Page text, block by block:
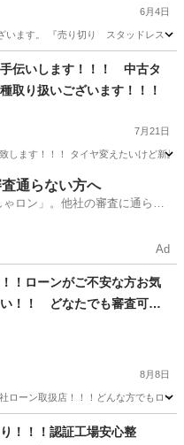
6月4日
ございます。 『売り切り スタ
ブリジストン
伝いします！！！ 中古タ
取り扱いございます！！！
7月21日
致します！！！ タイヤ変えたいけ
釧路市 その他
査通らない方へ
ロン」。他社の審査に通らな
Ad
！ローンがご不安な方お気
！！ どなたでも審査可能
ください！！H23年 トヨ
クショ
8月8日
ローン取扱店！！！どんな方でもロ
走行距離
！！！認証工場安心整